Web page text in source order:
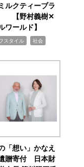
クティーブラ
【野村義樹✕
ワールド】
スタイル 社会
「想い」かなえ
贈寄付 日本財